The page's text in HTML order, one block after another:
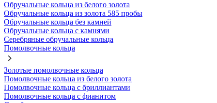
Обручальные кольца из белого золота
Обручальные кольца из золота 585 пробы
Обручальные кольца без камней
Обручальные кольца с камнями
Серебряные обручальные кольца
Помолвочные кольца
Золотые помолвочные кольца
Помолвочные кольца из белого золота
Помолвочные кольца с бриллиантами
Помолвочные кольца с фианитом